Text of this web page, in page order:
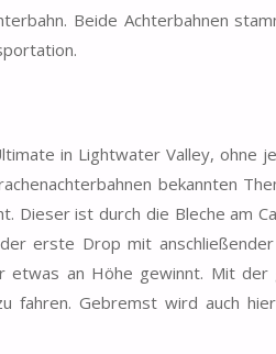
Beide Achterbahnen
in Lightwater Valley, ohne
bekannten
Dieser ist durch die Bleche am
erste Drop mit
an Höhe gewinnt. Mit der
fahren. Gebremst wird auch